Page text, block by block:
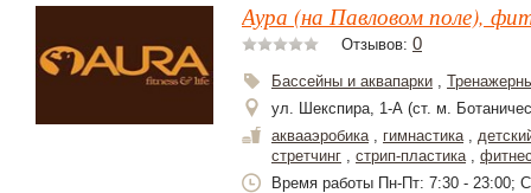
Аура (на Павловом поле),
Отзывов: 0
Бассейны и аквапарки ,
ул. Шекспира, 1-А (ст. м.
аквааэробика, гимнастика,
стретчинг , стрип-пластика,
Время работы Пн-Пт: 7:30 - 23:00;